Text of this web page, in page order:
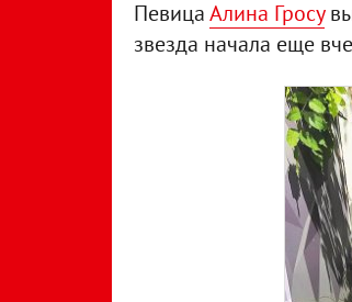
ПевицаАлина Гросу
звезда начала еще